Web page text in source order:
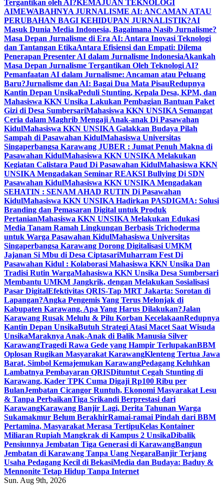
Tergantikan oleh AI?KEMAJUAN TEKNOLOGI
AIMEWABAHNYA JURNALISME AI: ANCAMAN ATAU
PERUBAHAN BAGI KEHIDUPAN JURNALISTIK?AI
Masuk Dunia Media Indonesia, Bagaimana Nasib Jurnalisme?
Masa Depan Jurnalisme di Era AI: Antara Inovasi Teknologi
dan Tantangan EtikaAntara Efisiensi dan Empati: Dilema
Penerapan Presenter AI dalam Jurnalisme IndonesiaAkankah
Masa Depan Jurnalisme Tergantikan Oleh Teknologi AI?
Pemanfaatan AI dalam Jurnalisme: Ancaman atau Peluang
Baru?Jurnalisme dan AI: Bagai Dua Mata PisauRedupnya
Kantin Depan UnsikaPeduli Stunting, Kepala Desa, KPM, dan
Mahasiswa KKN Unsika Lakukan Pembagian Bantuan Paket
Gizi di Desa SumbersariMahasiswa KKN UNSIKA Semangat
Ceria dalam Maghrib Mengaji Anak-anak Di Pasawahan
KidulMahasiswa KKN UNSIKA Galakkan Budaya Pilah
Sampah di Pasawahan KidulMahasiswa Universitas
Singaperbangsa Karawang JUBER : Jumat Penuh Makna di
Pasawahan KidulMahasiswa KKN UNSIKA Melakukan
Kegiatan Calistara Paud Di Pasawahan KidulMahasiswa KKN
UNSIKA Mengadakan Seminar REAKSI Bullying Di SDN
Pasawahan KidulMahasiswa KKN UNSIKA Mengadakan
SEHATIN : SENAM AHAD RUTIN Di Pasawahan
KidulMahasiswa KKN UNSIKA Hadirkan PASDIGMA: Solusi
Branding dan Pemasaran Digital untuk Produk
PertanianMahasiswa KKN UNSIKA Melakukan Edukasi
Media Tanam Ramah Lingkungan Berbasis Trichoderma
untuk Warga Pasawahan KidulMahasiswa Universitas
Singaperbangsa Karawang Dorong Digitalisasi UMKM
Jajanan Si Mbu di Desa CiptasariMuharram Fest Di
Pasawahan Kidul : Kolaborasi Mahasiswa KKN Unsika Dan
Tradisi Rutin WargaMahasiswa KKN Unsika Desa Sumbersari
Membantu UMKM Jangkrik, dengan Melakukan Sosialisasi
Pasar DigitalEfektivitas QRIS-Tap MRT Jakarta: Sorotan di
Lapangan?Angka Pengemis Yang Terus Melonjak di
Kabupaten Karawang. Apa Yang Harus Dilakukan?Jalan
Karawang Rusak Melulu & Pilu Korban KecelakaanRedupnya
Kantin Depan UnsikaButuh Strategi Atasi Macet Saat Wisuda
UnsikaMaraknya Anak-Anak di Balik Manusia Silver
KarawangTragedi Rawa Gede yang Hampir TerlupakanBBM
Oplosan Rugikan Masyarakat KarawangKlenteng Tertua Jawa
Barat, Simbol Kemajemukan KarawangPedagang Keluhkan
Lambatnya Pembayaran QRISDituntut Cegah Stunting di
Karawang, Kader TPK Cuma Digaji Rp100 Ribu per
BulanJembatan Cicangor Runtuh, Ekonomi Masyarakat Lesu
& Tanpa PerbaikanTiga Srikandi Berprestasi dari
KarawangKarawang Banjir Lagi, Derita Tahunan Warga
Sukamakmur Belum BerakhirRamai-ramai Pindah dari BBM
Pertamina, Masyarakat Merasa TertipuKelas Kontainer
Miliaran Rupiah Mangkrak di Kampus 2 UnsikaDibalik
Pensiunnya Jembatan Tiga Generasi di KarawangBangun
Jembatan di Karawang Tanpa Uang NegaraBanjir Terjang
Usaha Pedagang Kecil di BekasiMedia dan Budaya: Baduy &
Mennonite Tetap Hidup Tanpa Internet
Sun. Aug 9th, 2026